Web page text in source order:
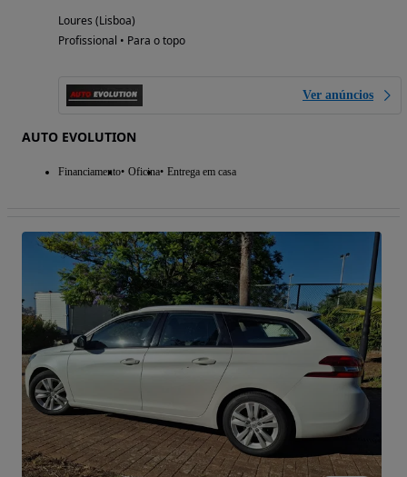
Loures (Lisboa)
Profissional • Para o topo
Ver anúncios
AUTO EVOLUTION
Financiamento Oficina Entrega em casa